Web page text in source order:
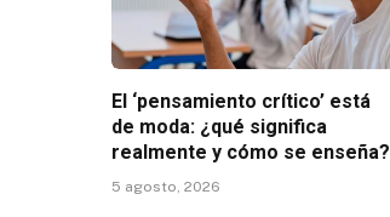
El ‘pensamiento crítico’ está
de moda: ¿qué significa
realmente y cómo se enseña?
5 agosto, 2026